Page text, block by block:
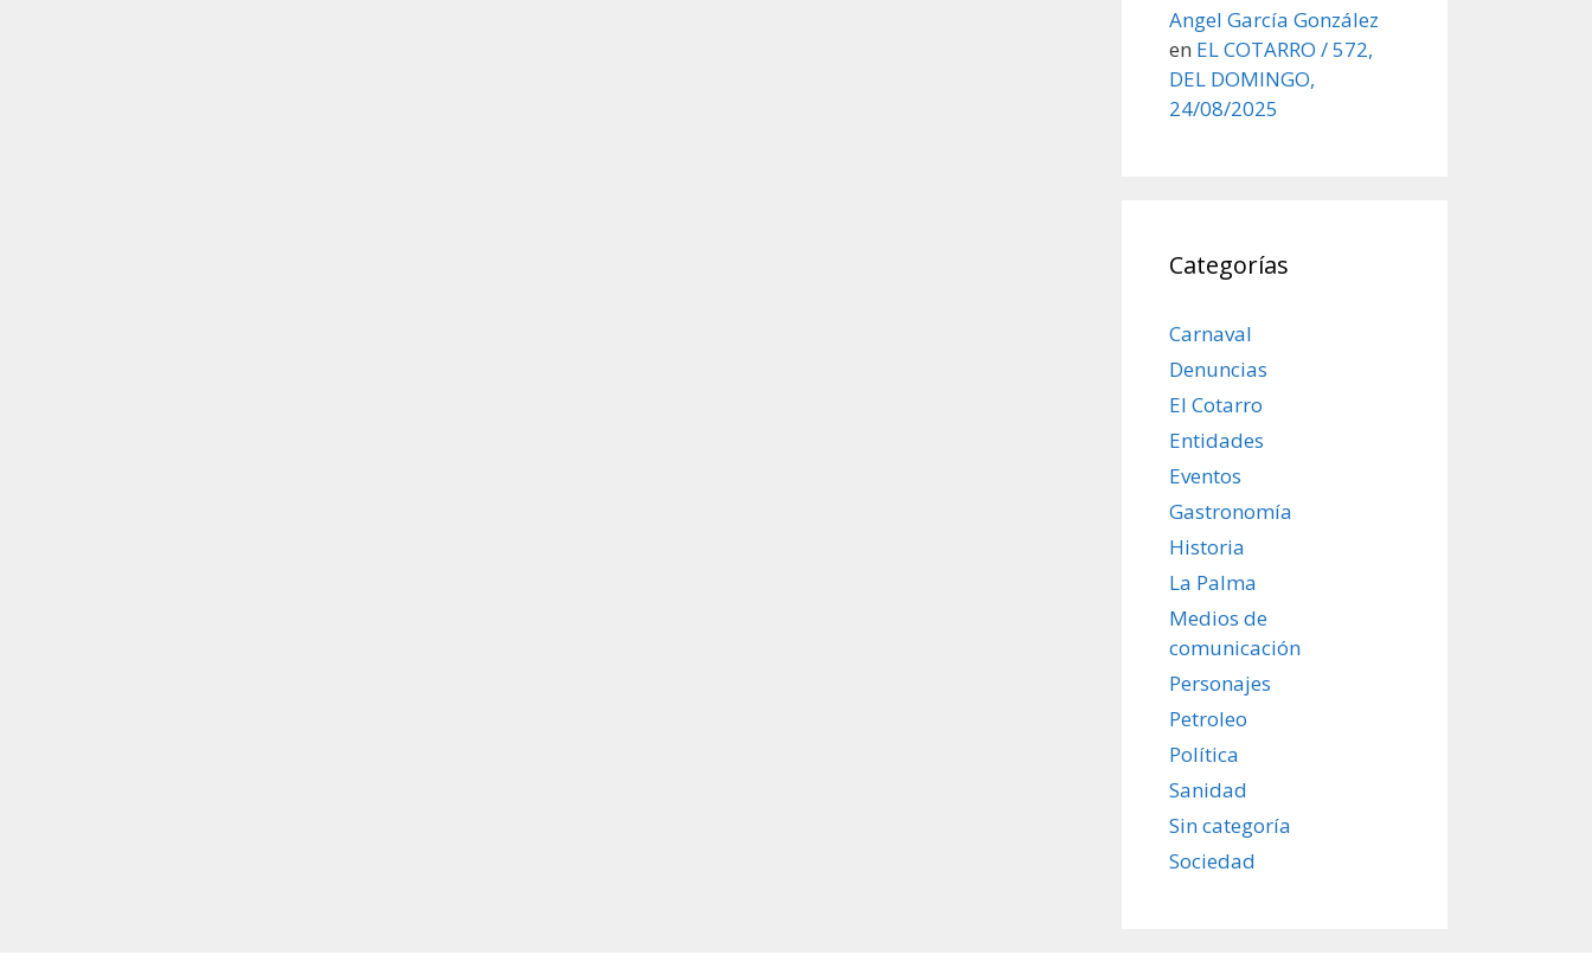
Angel García González
en EL COTARRO / 572,
DEL DOMINGO,
24/08/2025
Categorías
Carnaval
Denuncias
El Cotarro
Entidades
Eventos
Gastronomía
Historia
La Palma
Medios de
comunicación
Personajes
Petroleo
Política
Sanidad
Sin categoría
Sociedad